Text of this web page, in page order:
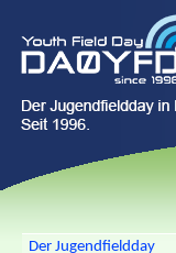
Der Jugendfieldday